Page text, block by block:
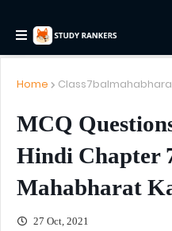
Home
MCQ
Hindi Chapter
Mahabharat
27 Oct, 2021